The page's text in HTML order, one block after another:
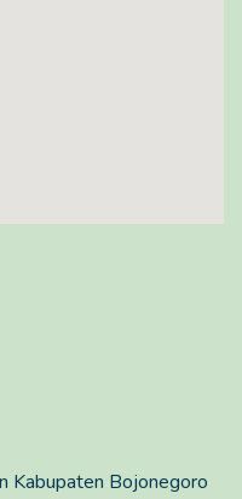
Kabupaten Bojonegoro